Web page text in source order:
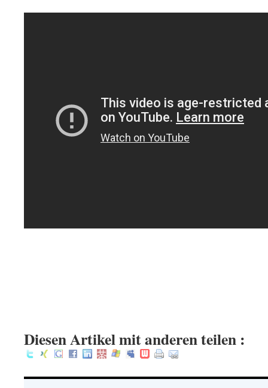
Diesen Artikel mit anderen teilen :